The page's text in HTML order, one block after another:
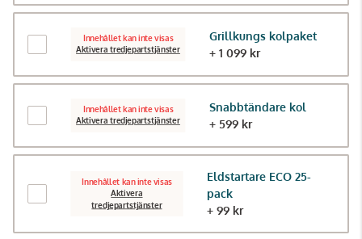
Innehållet kan inte visas
Aktivera tredjepartstjänster
Grillkungs kolpaket
+ 1 099 kr
Innehållet kan inte visas
Aktivera tredjepartstjänster
Snabbtändare kol
+ 599 kr
Innehållet kan inte visas
Aktivera
tredjepartstjänster
Eldstartare ECO 25-
pack
+ 99 kr